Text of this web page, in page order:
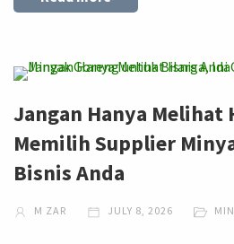
Jangan Hanya Melihat
Memilih Supplier
Bisnis Anda
M ZAR JULY 8, 2026